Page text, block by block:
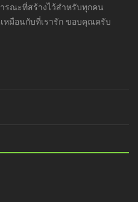
รณะที่สร้างไว้สำหรับทุกคน
หมือนกับที่เรารัก ขอบคุณครับ